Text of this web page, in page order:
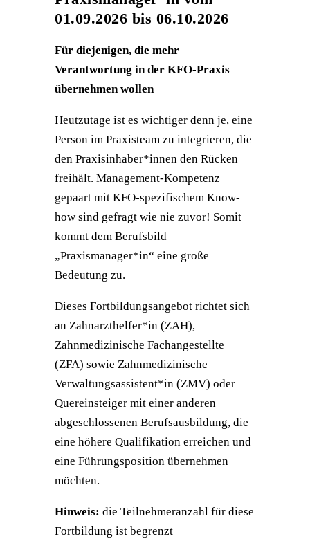
01.09.2026 bis 06.10.2026
Für diejenigen, die mehr
Verantwortung in der KFO-Praxis
übernehmen wollen
Heutzutage ist es wichtiger denn je, eine
Person im Praxisteam zu integrieren, die
den Praxisinhaber*innen den Rücken
freihält. Management-Kompetenz
gepaart mit KFO-spezifischem Know-
how sind gefragt wie nie zuvor! Somit
kommt dem Berufsbild
„Praxismanager*in“ eine große
Bedeutung zu.
Dieses Fortbildungsangebot richtet sich
an Zahnarzthelfer*in (ZAH),
Zahnmedizinische Fachangestellte
(ZFA) sowie Zahnmedizinische
Verwaltungsassistent*in (ZMV) oder
Quereinsteiger mit einer anderen
abgeschlossenen Berufsausbildung, die
eine höhere Qualifikation erreichen und
eine Führungsposition übernehmen
möchten.
Hinweis: die Teilnehmeranzahl für diese
Fortbildung ist begrenzt